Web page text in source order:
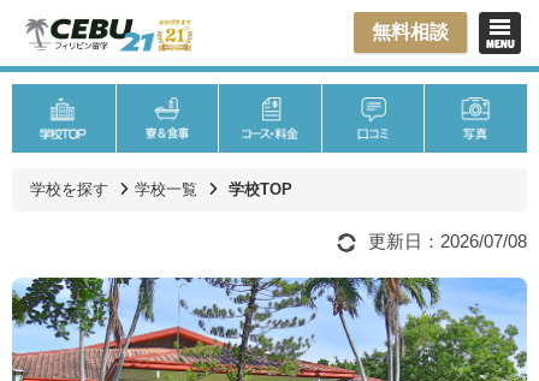
無料相談
学校を探す 学校一覧 学校TOP
更新日：2026/07/08